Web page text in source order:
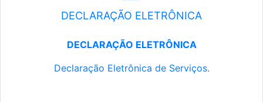
DECLARAÇÃO ELETRÔNICA
DECLARAÇÃO ELETRÔNICA
Declaração Eletrônica de Serviços.